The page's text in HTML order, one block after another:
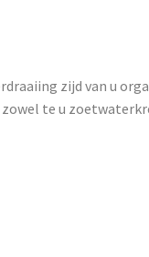
zijd van u
te u